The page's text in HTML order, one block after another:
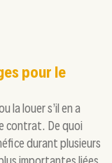
pour le
la louer s’il en a
contrat. De quoi
durant plusieurs